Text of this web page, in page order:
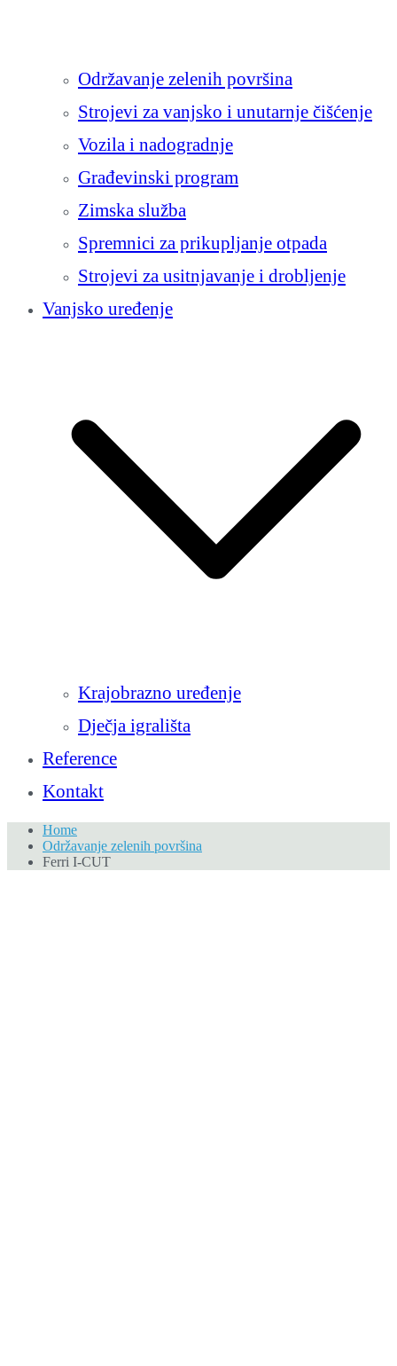
Održavanje zelenih površina
Strojevi za vanjsko i unutarnje čišćenje
Vozila i nadogradnje
Građevinski program
Zimska služba
Spremnici za prikupljanje otpada
Strojevi za usitnjavanje i drobljenje
Vanjsko uređenje
Krajobrazno uređenje
Dječja igrališta
Reference
Kontakt
Home
Održavanje zelenih površina
Ferri I-CUT